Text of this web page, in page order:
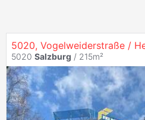
5020 Salzburg / 215m²